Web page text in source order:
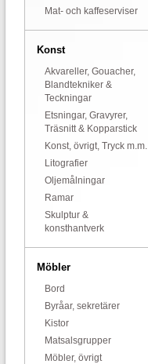
Mat- och kaffeserviser
Konst
Akvareller, Gouacher,
Blandtekniker &
Teckningar
Etsningar, Gravyrer,
Träsnitt & Kopparstick
Konst, övrigt, Tryck m.m.
Litografier
Oljemålningar
Ramar
Skulptur &
konsthantverk
Möbler
Bord
Byråar, sekretärer
Kistor
Matsalsgrupper
Möbler, övrigt